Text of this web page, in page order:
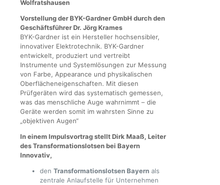
Wolfratshausen
Vorstellung der BYK-Gardner GmbH durch den
Geschäftsführer Dr. Jörg Krames
BYK-Gardner ist ein Hersteller hochsensibler,
innovativer Elektrotechnik. BYK-Gardner
entwickelt, produziert und vertreibt
Instrumente und Systemlösungen zur Messung
von Farbe, Appearance und physikalischen
Oberflächeneigenschaften. Mit diesen
Prüfgeräten wird das systematisch gemessen,
was das menschliche Auge wahrnimmt – die
Geräte werden somit im wahrsten Sinne zu
„objektiven Augen“
In einem Impulsvortrag stellt Dirk Maaß, Leiter
des Transformationslotsen bei Bayern
Innovativ,
den Transformationslotsen Bayern als
zentrale Anlaufstelle für Unternehmen